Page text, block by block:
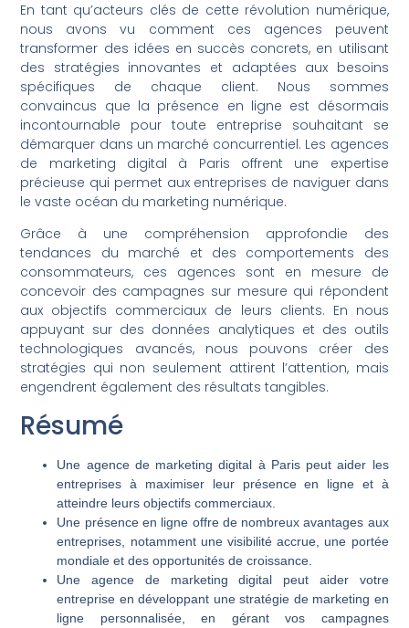
En tant qu’acteurs clés de cette révolution numérique,
nous avons vu comment ces agences peuvent
transformer des idées en succès concrets, en utilisant
des stratégies innovantes et adaptées aux besoins
spécifiques de chaque client. Nous sommes
convaincus que la présence en ligne est désormais
incontournable pour toute entreprise souhaitant se
démarquer dans un marché concurrentiel. Les agences
de marketing digital à Paris offrent une expertise
précieuse qui permet aux entreprises de naviguer dans
le vaste océan du marketing numérique.
Grâce à une compréhension approfondie des
tendances du marché et des comportements des
consommateurs, ces agences sont en mesure de
concevoir des campagnes sur mesure qui répondent
aux objectifs commerciaux de leurs clients. En nous
appuyant sur des données analytiques et des outils
technologiques avancés, nous pouvons créer des
stratégies qui non seulement attirent l’attention, mais
engendrent également des résultats tangibles.
Résumé
Une agence de marketing digital à Paris peut aider les
entreprises à maximiser leur présence en ligne et à
atteindre leurs objectifs commerciaux.
Une présence en ligne offre de nombreux avantages aux
entreprises, notamment une visibilité accrue, une portée
mondiale et des opportunités de croissance.
Une agence de marketing digital peut aider votre
entreprise en développant une stratégie de marketing en
ligne personnalisée, en gérant vos campagnes